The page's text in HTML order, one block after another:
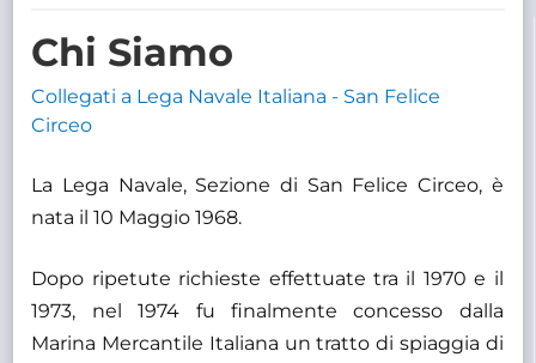
Chi Siamo
Collegati a Lega Navale Italiana - San Felice
Circeo
La Lega Navale, Sezione di San Felice Circeo, è
nata il 10 Maggio 1968.
Dopo ripetute richieste effettuate tra il 1970 e il
1973, nel 1974 fu finalmente concesso dalla
Marina Mercantile Italiana un tratto di spiaggia di